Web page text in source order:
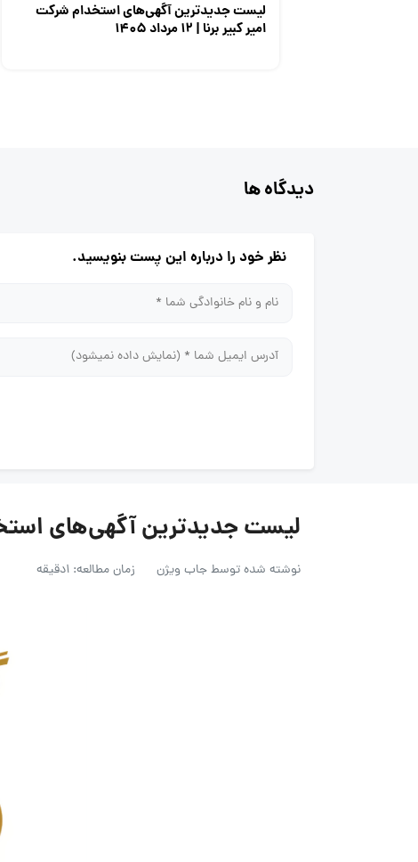
لیست جدیدترین آگهی‌های استخدام شرکت
امیر کبیر برنا | ۱۲ مرداد ۱۴۰۵
دیدگاه ها
نظر خود را درباره این پست بنویسید.
لیست جدیدترین آگهی‌های استخدام
نوشته شده توسطجاب ویژن زمان مطالعه: 1دقیقه